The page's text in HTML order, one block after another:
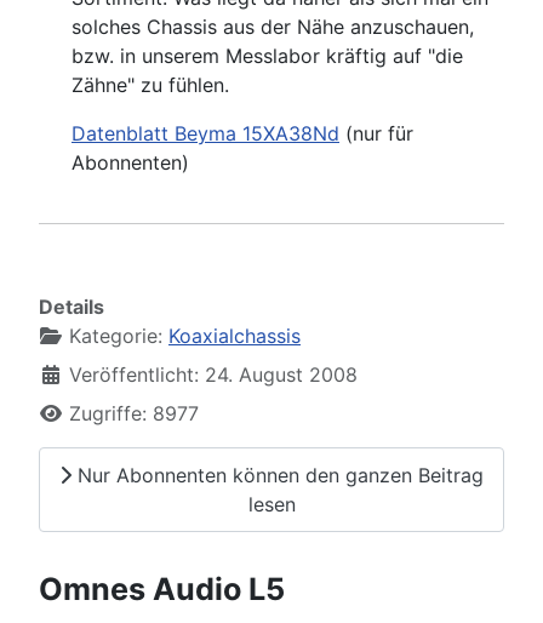
solches Chassis aus der Nähe anzuschauen,
bzw. in unserem Messlabor kräftig auf "die
Zähne" zu fühlen.
Datenblatt Beyma 15XA38Nd (nur für
Abonnenten)
Details
Kategorie: Koaxialchassis
Veröffentlicht: 24. August 2008
Zugriffe: 8977
Nur Abonnenten können den ganzen Beitrag
lesen
Omnes Audio L5